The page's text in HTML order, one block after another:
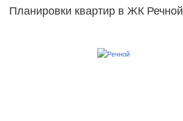
Планировки квартир в ЖК Речной